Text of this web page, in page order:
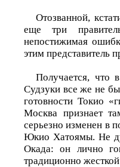
Отозванной,
еще три
непостижимая
этим
Получается, что
Судзуки все же не
готовности Токио
Москва признает
серьезно изменен в
Юкио Хатоямы. Не
Окада: он лично
традиционно